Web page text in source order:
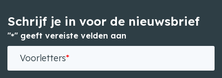
Schrijf je in voor de nieuwsbrief
"*" geeft vereiste velden aan
Voorletters*